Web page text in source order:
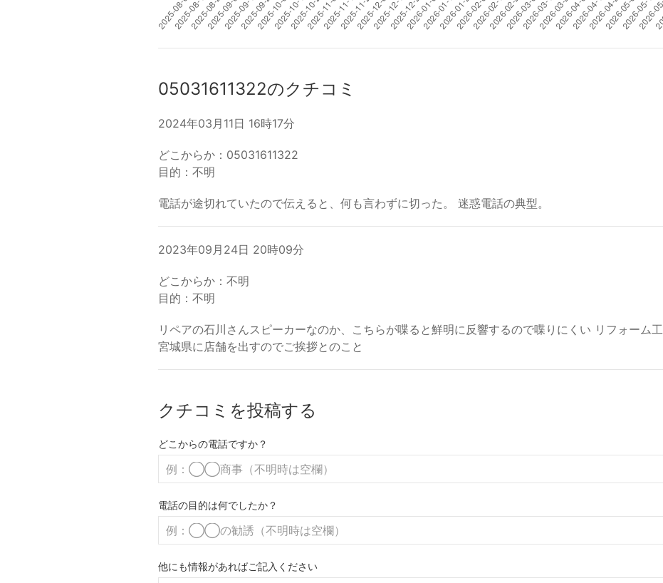
05031611322のクチコミ
2024年03月11日 16時17分
どこからか：05031611322
目的：不明
電話が途切れていたので伝えると、何も言わずに切った。 迷惑電話の典型。
2023年09月24日 20時09分
どこからか：不明
目的：不明
リペアの石川さんスピーカーなのか、こちらが喋ると鮮明に反響するので喋りにくい リフォーム
宮城県に店舗を出すのでご挨拶とのこと
クチコミを投稿する
どこからの電話ですか？
電話の目的は何でしたか？
他にも情報があればご記入ください